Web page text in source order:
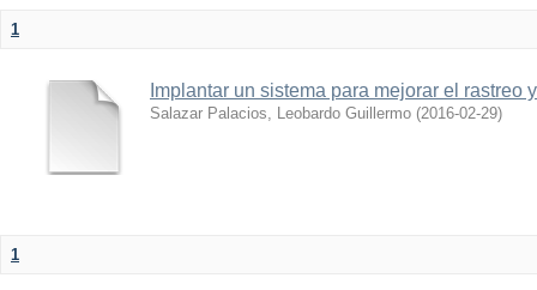
1
Implantar un sistema para mejorar el rastreo
Salazar Palacios, Leobardo Guillermo (2016-02-29)
1